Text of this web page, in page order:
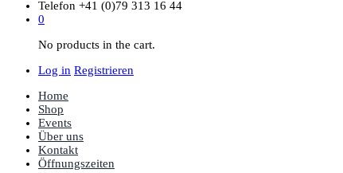
Telefon +41 (0)79 313 16 44
0
No products in the cart.
Log in Registrieren
Home
Shop
Events
Über uns
Kontakt
Öffnungszeiten